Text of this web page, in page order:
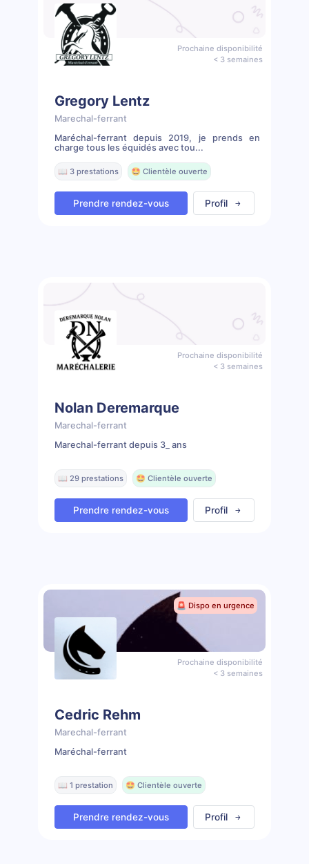
Prochaine disponibilité
< 3 semaines
Gregory Lentz
Marechal-ferrant
Maréchal-ferrant depuis 2019, je prends en
charge tous les équidés avec tou...
📖 3 prestations 🤩 Clientèle ouverte
Prendre rendez-vous Profil
Prochaine disponibilité
< 3 semaines
Nolan Deremarque
Marechal-ferrant
Marechal-ferrant depuis 3_ ans
📖 29 prestations 🤩 Clientèle ouverte
Prendre rendez-vous Profil
🚨 Dispo en urgence
Prochaine disponibilité
< 3 semaines
Cedric Rehm
Marechal-ferrant
Maréchal-ferrant
📖 1 prestation 🤩 Clientèle ouverte
Prendre rendez-vous Profil